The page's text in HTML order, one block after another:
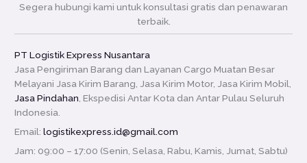
Segera hubungi kami untuk konsultasi gratis dan penawaran
terbaik.
PT Logistik Express Nusantara
Jasa Pengiriman Barang dan Layanan Cargo Muatan Besar
Melayani Jasa Kirim Barang, Jasa Kirim Motor, Jasa Kirim Mobil,
Jasa Pindahan, Ekspedisi Antar Kota dan Antar Pulau Seluruh
Indonesia.
Email:logistikexpress.id@gmail.com
Jam: 09:00 – 17:00 (Senin, Selasa, Rabu, Kamis, Jumat, Sabtu)